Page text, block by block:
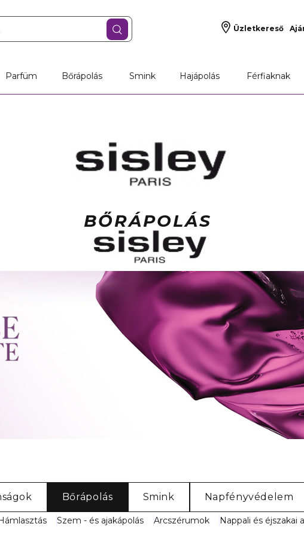
Üzletkereső
Parfüm Bőrápolás Smink Hajápolás Férfiaknak
BŐRÁPOLÁS
Bőrápolás Smink Napfényvédelem
Szem - és ajakápolás Arcszérumok Nappali és éjszakai